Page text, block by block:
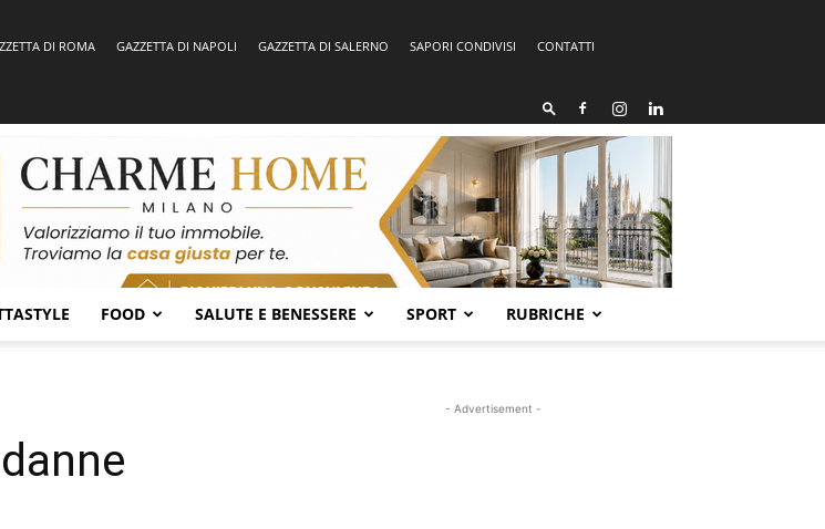
DI ROMA GAZZETTA DI NAPOLI GAZZETTA DI SALERNO SAPORI CONDIVISI
CONTATTI
FOOD SALUTE E BENESSERE SPORT RUBRICHE
- Advertisement -